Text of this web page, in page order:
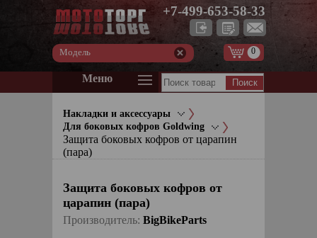
+7-499-653-58-33
Модель 0
Меню
Накладки и аксессуары
Для боковых кофров Goldwing
Защита боковых кофров от царапин
(пара)
Защита боковых кофров от
царапин (пара)
Производитель: BigBikeParts